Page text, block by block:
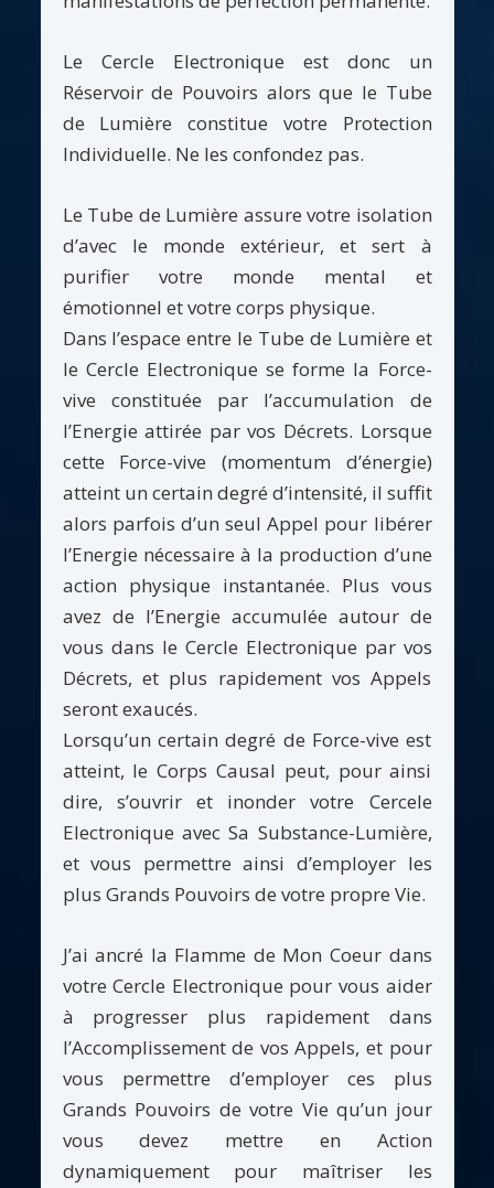
Le Cercle Electronique est donc un
Réservoir de Pouvoirs alors que le Tube
de Lumière constitue votre Protection
Individuelle. Ne les confondez pas.
Le Tube de Lumière assure votre isolation
d’avec le monde extérieur, et sert à
purifier votre monde mental et
émotionnel et votre corps physique.
Dans l’espace entre le Tube de Lumière et
le Cercle Electronique se forme la Force-
vive constituée par l’accumulation de
l’Energie attirée par vos Décrets. Lorsque
cette Force-vive (momentum d’énergie)
atteint un certain degré d’intensité, il suffit
alors parfois d’un seul Appel pour libérer
l’Energie nécessaire à la production d’une
action physique instantanée. Plus vous
avez de l’Energie accumulée autour de
vous dans le Cercle Electronique par vos
Décrets, et plus rapidement vos Appels
seront exaucés.
Lorsqu’un certain degré de Force-vive est
atteint, le Corps Causal peut, pour ainsi
dire, s’ouvrir et inonder votre Cercele
Electronique avec Sa Substance-Lumière,
et vous permettre ainsi d’employer les
plus Grands Pouvoirs de votre propre Vie.
J’ai ancré la Flamme de Mon Coeur dans
votre Cercle Electronique pour vous aider
à progresser plus rapidement dans
l’Accomplissement de vos Appels, et pour
vous permettre d’employer ces plus
Grands Pouvoirs de votre Vie qu’un jour
vous devez mettre en Action
dynamiquement pour maîtriser les